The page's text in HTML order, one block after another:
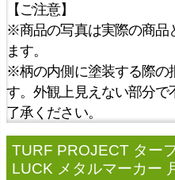
【ご注意】
※商品の写真は実際の商品
ます。
※柄の内側に塗装する際の
す。外観上見えない部分
了承ください。
TURF PROJECT ター
LUCK メタルマーカー